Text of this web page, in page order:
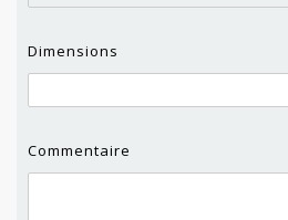
Dimensions
Commentaire